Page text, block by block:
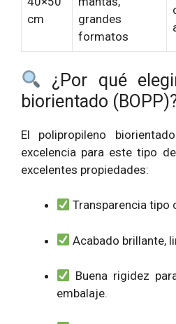
cm
grandes
formatos
¿Por qué
biorientado
El polipropileno
excelencia para este tipo
excelentes propiedades:
Transparencia tipo
Acabado brillante,
Buena rigidez
embalaje.